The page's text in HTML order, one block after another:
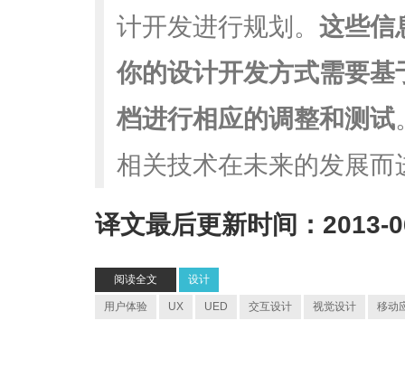
计开发进行规划。这些信
你的设计开发方式需要
档进行相应的调整和测试
相关技术在未来的发展而
译文最后更新时间：2013-
阅读全文 设计
用户体验 UX UED 交互设计 视觉设计 移动